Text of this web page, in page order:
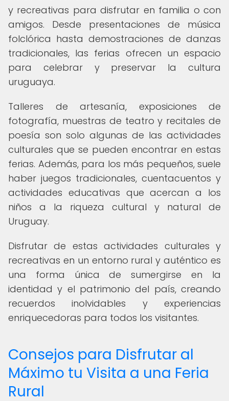
y recreativas para disfrutar en familia o con
amigos. Desde presentaciones de música
folclórica hasta demostraciones de danzas
tradicionales, las ferias ofrecen un espacio
para celebrar y preservar la cultura
uruguaya.
Talleres de artesanía, exposiciones de
fotografía, muestras de teatro y recitales de
poesía son solo algunas de las actividades
culturales que se pueden encontrar en estas
ferias. Además, para los más pequeños, suele
haber juegos tradicionales, cuentacuentos y
actividades educativas que acercan a los
niños a la riqueza cultural y natural de
Uruguay.
Disfrutar de estas actividades culturales y
recreativas en un entorno rural y auténtico es
una forma única de sumergirse en la
identidad y el patrimonio del país, creando
recuerdos inolvidables y experiencias
enriquecedoras para todos los visitantes.
Consejos para Disfrutar al
Máximo tu Visita a una Feria
Rural